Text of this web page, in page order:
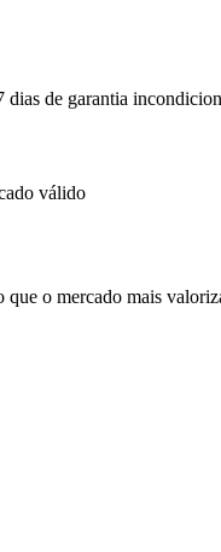
dias de garantia
válido
o mercado mais